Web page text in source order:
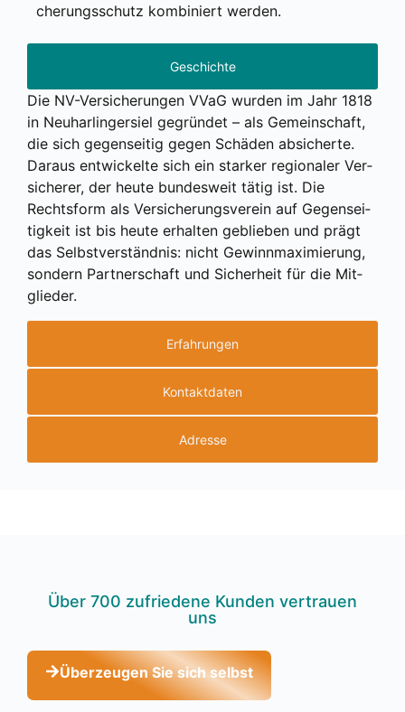
che­rungs­schutz kom­bi­niert wer­den.
Geschichte
Erfahrungen
Kontaktdaten
Adresse
Die NV-Ver­si­che­run­gen VVaG wur­den im Jahr 1818
in Neu­har­lin­ger­siel gegrün­det – als Gemein­schaft,
die sich gegen­sei­tig gegen Schä­den absi­cher­te.
Dar­aus ent­wi­ckel­te sich ein star­ker regio­na­ler Ver­
si­che­rer, der heu­te bun­des­weit tätig ist. Die
Rechts­form als Ver­si­che­rungs­ver­ein auf Gegen­sei­
tig­keit ist bis heu­te erhal­ten geblie­ben und prägt
das Selbst­ver­ständ­nis: nicht Gewinn­ma­xi­mie­rung,
son­dern Part­ner­schaft und Sicher­heit für die Mit­
glie­der.
Über 700 zufrie­de­ne Kun­den ver­trau­en
uns
Über­zeu­gen Sie sich selbst